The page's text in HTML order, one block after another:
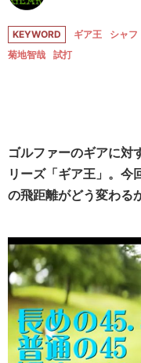
KEYWORD ギア王 シャフ
菊地智哉
試打
ゴルファーのギアに対
リーズ「ギア王」。今
の飛距離がどう変わる